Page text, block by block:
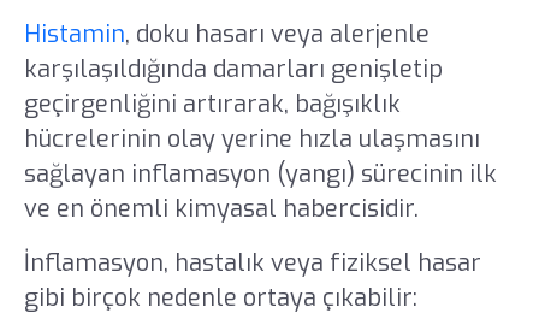
Histamin, doku hasarı veya alerjenle
karşılaşıldığında damarları genişletip
geçirgenliğini artırarak, bağışıklık
hücrelerinin olay yerine hızla ulaşmasını
sağlayan inflamasyon (yangı) sürecinin ilk
ve en önemli kimyasal habercisidir.
İnflamasyon, hastalık veya fiziksel hasar
gibi birçok nedenle ortaya çıkabilir: